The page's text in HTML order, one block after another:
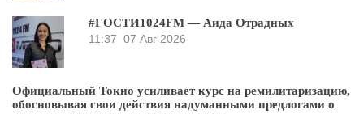
#ГОСТИ1024FM — Аида Отрадных
11:37 07 Авг 2026
Официальный Токио усиливает курс на ремилитаризацию,
обосновывая свои действия надуманными предлогами о